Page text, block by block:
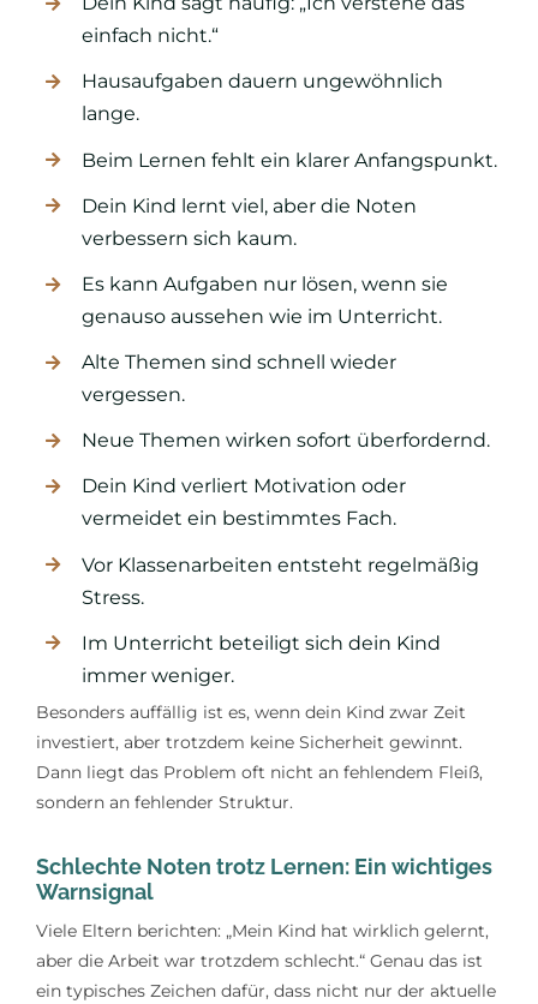
einfach nicht.“
Hausaufgaben dauern ungewöhnlich
lange.
Beim Lernen fehlt ein klarer Anfangspunkt.
Dein Kind lernt viel, aber die Noten
verbessern sich kaum.
Es kann Aufgaben nur lösen, wenn sie
genauso aussehen wie im Unterricht.
Alte Themen sind schnell wieder
vergessen.
Neue Themen wirken sofort überfordernd.
Dein Kind verliert Motivation oder
vermeidet ein bestimmtes Fach.
Vor Klassenarbeiten entsteht regelmäßig
Stress.
Im Unterricht beteiligt sich dein Kind
immer weniger.
Besonders auffällig ist es, wenn dein Kind zwar Zeit
investiert, aber trotzdem keine Sicherheit gewinnt.
Dann liegt das Problem oft nicht an fehlendem Fleiß,
sondern an fehlender Struktur.
Schlechte Noten trotz Lernen: Ein wichtiges
Warnsignal
Viele Eltern berichten: „Mein Kind hat wirklich gelernt,
aber die Arbeit war trotzdem schlecht.“ Genau das ist
ein typisches Zeichen dafür, dass nicht nur der aktuelle